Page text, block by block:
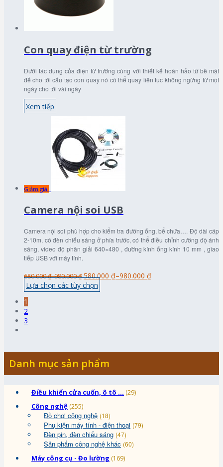
Con quay điện từ trường
Dưới tác dụng của điện từ trường cùng với thiết kế hoàn hảo từ bề mặt
đế cho tới cấu tạo con quay nó có thể quay liên tục không ngừng từ một
ngày cho tới vài ngày
Xem tiếp
Giảm giá!
Camera nội soi USB
Camera nội soi phù hợp cho kiểm tra đường ống, bể chứa…. Độ dài cáp
2-10m, có đèn chiếu sáng ở phía trước, có thể điều chỉnh cường độ ánh
sáng, video độ phân giải 640×480 , đường kính ống kính 10 mm , giao
tiếp USB với máy tính.
680.000 ₫–980.000 ₫ 580.000 ₫–980.000 ₫
Lựa chọn các tùy chọn
1
2
3
Danh mục sản phẩm
Điều khiển cửa cuốn, ô tô ... (29)
Công nghệ (255)
Đồ chơi công nghệ (18)
Phụ kiện máy tính - điện thoại (79)
Đèn pin, đèn chiếu sáng (47)
Sản phẩm công nghệ khác (60)
Máy công cụ - Đo lường (169)